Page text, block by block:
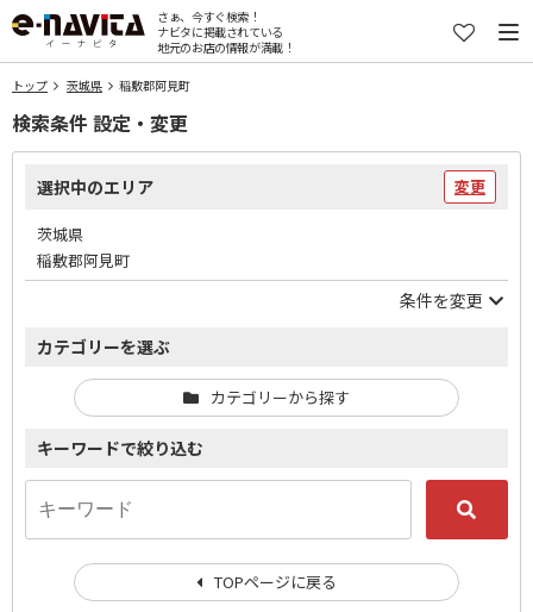
さぁ、今すぐ検索！
ナビタに掲載されている
地元のお店の情報が満載！
トップ 茨城県 稲敷郡阿見町
検索条件 設定・変更
選択中のエリア 変更
茨城県
稲敷郡阿見町
条件を変更
カテゴリーを選ぶ
カテゴリーから探す
キーワードで絞り込む
TOPページに戻る